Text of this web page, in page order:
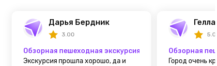
Дарья Бердник
3.00
Обзорная пешеходная экскурсия по Белгороду
Экскурсия прошла хорошо, да и
Обзорная
Город очень